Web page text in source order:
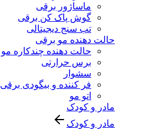
ماساژور برقی
گوش پاک کن برقی
تب سنج دیجیتالی
حالت دهنده مو برقی
حالت دهنده چندکاره مو
برس حرارتی
سشوار
فر کننده و بیگودی برقی
اتو مو
مادر و کودک
مادر و کودک